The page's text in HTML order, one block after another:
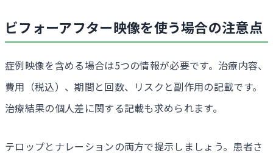
ビフォーアフター映像を使う場合の注意点
症例映像を含める場合は5つの情報が必要です。治療内容、
費用（税込）、期間と回数、リスクと副作用の記載です。
治療結果の個人差に関する記載も求められます。
テロップとナレーションの両方で提示しましょう。患者さ